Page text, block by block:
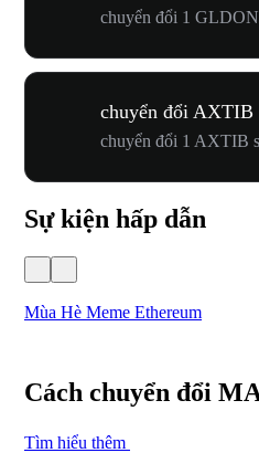
chuyển đổi 1
chuyển đổi AXTIB
chuyển đổi 1 AXTIB
Sự kiện hấp dẫn
Mùa Hè Meme Ethereum
Cách chuyển đổi
Tìm hiểu thêm